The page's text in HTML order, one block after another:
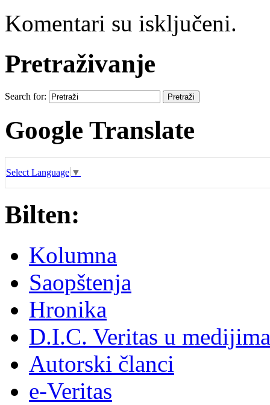
Komentari su isključeni.
Pretraživanje
Search for:
Google Translate
Select Language ▼
Bilten:
Kolumna
Saopštenja
Hronika
D.I.C. Veritas u medijima
Autorski članci
e-Veritas